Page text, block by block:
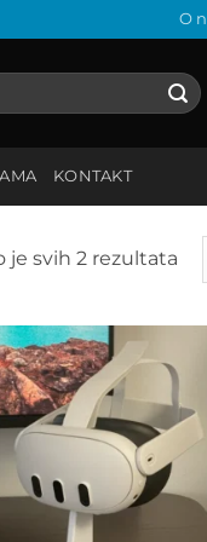
O
KONTAKT
je svih 2 rezultata